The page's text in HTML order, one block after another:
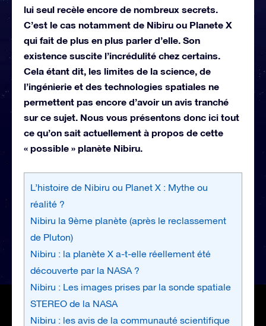
lui seul recèle encore de nombreux secrets.
C’est le cas notamment de Nibiru ou Planete X
qui fait de plus en plus parler d’elle. Son
existence suscite l’incrédulité chez certains.
Cela étant dit, les limites de la science, de
l’ingénierie et des technologies spatiales ne
permettent pas encore d’avoir un avis tranché
sur ce sujet. Nous vous présentons donc ici tout
ce qu’on sait actuellement à propos de cette
« possible » planète Nibiru.
L’histoire de Nibiru ou Planet X : Mythe ou
réalité ?
Nibiru la 9ème planète (après le reclassement
de Pluton)
Nibiru : la planète X a-t-elle réellement été
découverte par la NASA ?
Nibiru : Les images prises par la sonde spatiale
STEREO de la NASA
Nibiru : les avis de la communauté scientifique